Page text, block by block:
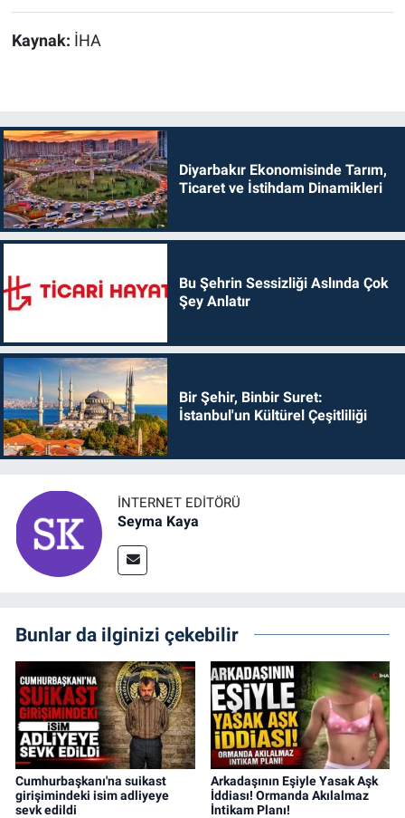
Kaynak: İHA
Diyarbakır Ekonomisinde Tarım,
Ticaret ve İstihdam Dinamikleri
Bu Şehrin Sessizliği Aslında Çok
Şey Anlatır
Bir Şehir, Binbir Suret:
İstanbul'un Kültürel Çeşitliliği
İNTERNET EDITÖRÜ
Seyma Kaya
Bunlar da ilginizi çekebilir
Cumhurbaşkanı'na suikast
girişimindeki isim adliyeye
sevk edildi
Arkadaşının Eşiyle Yasak Aşk
İddiası! Ormanda Akılalmaz
İntikam Planı!